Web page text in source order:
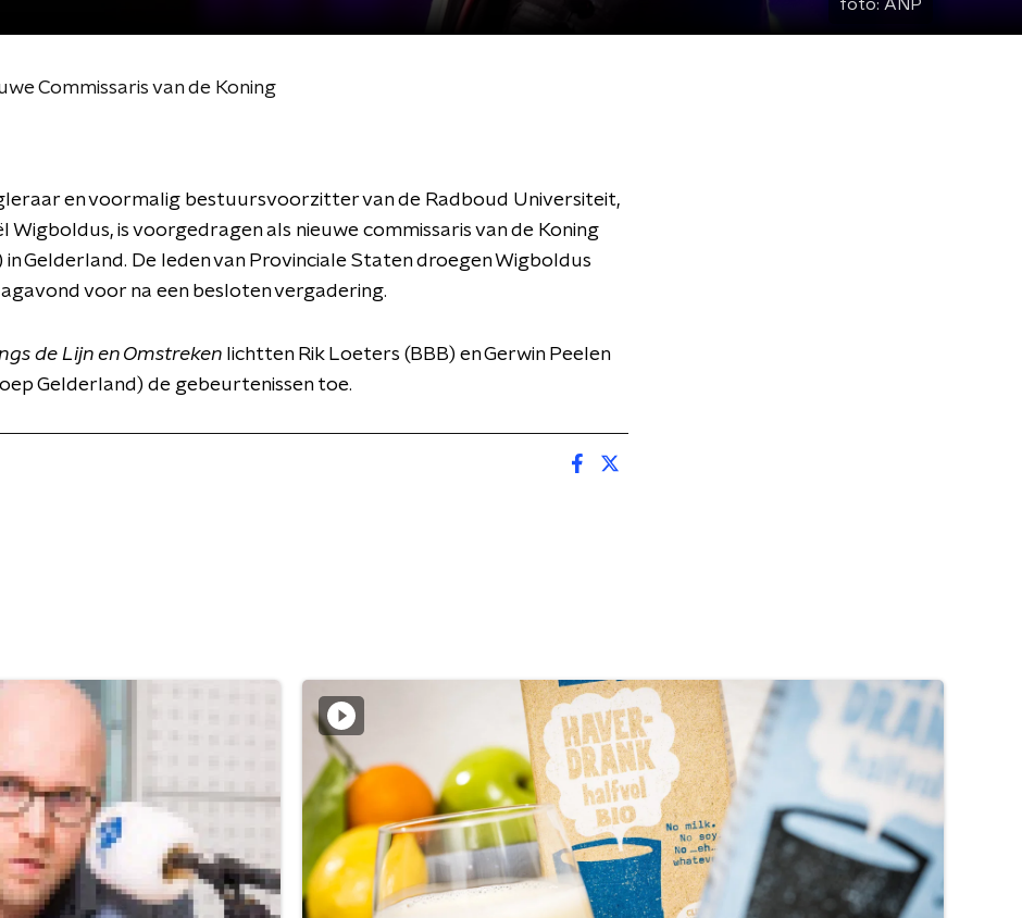
foto: ANP
Commissaris van de Koning
en voormalig bestuursvoorzitter van de Radboud Universiteit,
Wigboldus, is voorgedragen als nieuwe commissaris van de Koning
in Gelderland. De leden van Provinciale Staten droegen Wigboldus
voor na een besloten vergadering.
de Lijn en Omstreken lichtten Rik Loeters (BBB) en Gerwin Peelen
Gelderland) de gebeurtenissen toe.